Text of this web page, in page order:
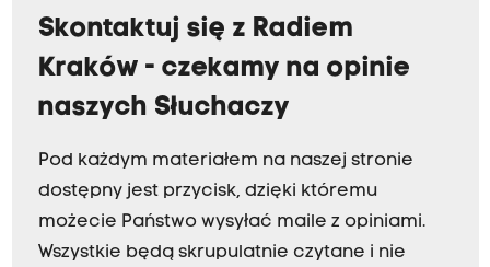
Skontaktuj się z Radiem
Kraków - czekamy na opinie
naszych Słuchaczy
Pod każdym materiałem na naszej stronie
dostępny jest przycisk, dzięki któremu
możecie Państwo wysyłać maile z opiniami.
Wszystkie będą skrupulatnie czytane i nie